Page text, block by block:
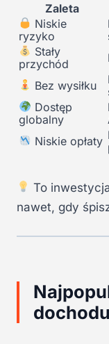
Zaleta
Niskie
ryzyko
Stały
przychód
Bez wysiłku
Dostęp
globalny
Niskie opłaty
To
nawet, gdy